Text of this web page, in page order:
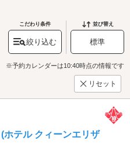
こだわり条件
絞り込む
並び替え
標準
※予約カレンダーは10:40時点の情報です
リセット
テル クィーンエリザ